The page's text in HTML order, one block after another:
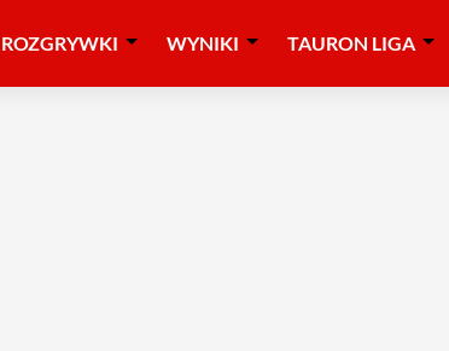
ROZGRYWKI WYNIKI TAURON LIGA